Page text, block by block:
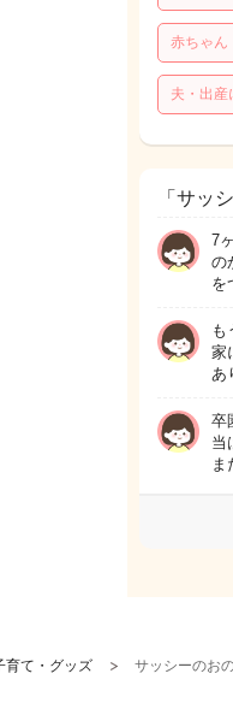
赤ちゃん
夫・出産
「サッ
7
の
を
も
家
あ
卒
当
ま
育て・グッズ サッシーのお